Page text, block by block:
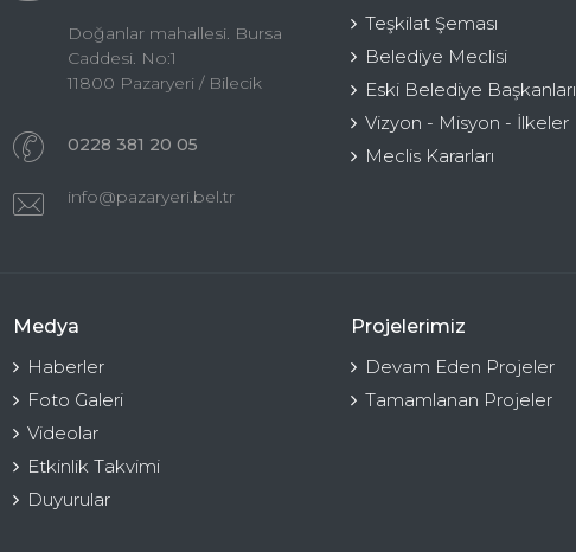
Doğanlar mahallesi. Bursa
Caddesi. No:1
11800 Pazaryeri / Bilecik
0228 381 20 05
info@pazaryeri.bel.tr
Teşkilat Şeması
Belediye Meclisi
Eski Belediye Başkanları
Vizyon - Misyon - İlkeler
Meclis Kararları
Medya
Haberler
Foto Galeri
Videolar
Etkinlik Takvimi
Duyurular
Projelerimiz
Devam Eden Projeler
Tamamlanan Projeler